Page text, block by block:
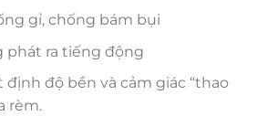
gỉ, chống bám bụi
phát ra tiếng động
độ bền và cảm giác “thao
rèm.